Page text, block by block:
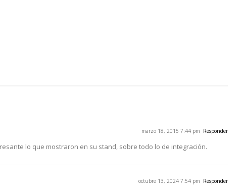
marzo 18, 2015 7:44 pm Responder
lo que mostraron en su stand, sobre todo lo de integración.
octubre 13, 2024 7:54 pm Responder